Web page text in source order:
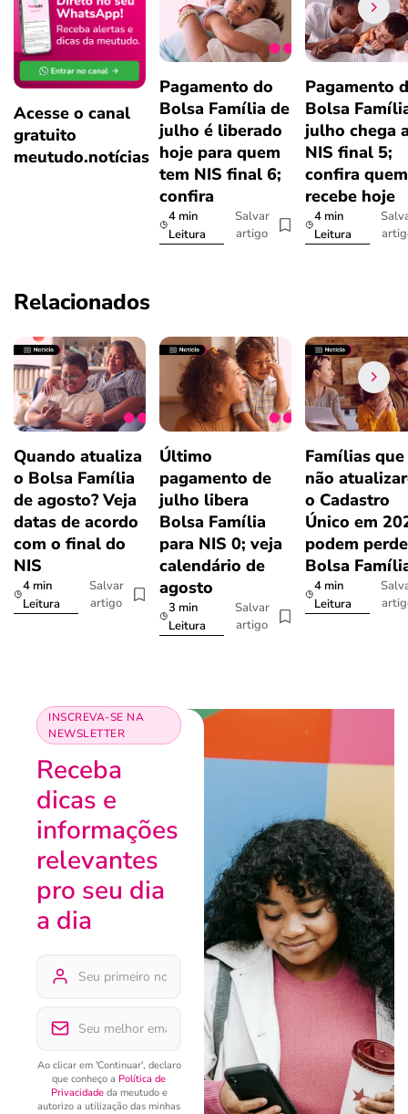
Acesse o canal
gratuito
meutudo.notícias
Pagamento do
Bolsa Família de
julho é liberado
hoje para quem
tem NIS final 6;
confira
4 min
Leitura
Salvar
artigo
Pagamento
Bolsa
julho chega
NIS final 5;
confira quem
recebe hoje
4 min
Leitura
Relacionados
Quando atualiza
o Bolsa Família
de agosto? Veja
datas de acordo
com o final do
NIS
4 min
Leitura
Salvar
artigo
Último
pagamento de
julho libera
Bolsa Família
para NIS 0; veja
calendário de
agosto
3 min
Leitura
Salvar
artigo
Famílias que
não
o Cadastro
Único em
podem
Bolsa
4 min
Leitura
INSCREVA-SE NA
NEWSLETTER
Receba
dicas e
informações
relevantes
pro seu dia
a dia
Ao clicar em 'Continuar', declaro
que conheço a Política de
Privacidadeda meutudo e
autorizo a utilização das minhas